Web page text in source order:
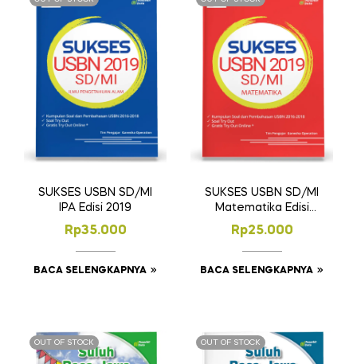
SUKSES USBN SD/MI
IPA Edisi 2019
Rp35.000
BACA SELENGKAPNYA
SUKSES USBN SD/MI
Matematika Edisi
2019
Rp25.000
BACA SELENGKAPNYA
OUT OF STOCK OUT OF STOCK